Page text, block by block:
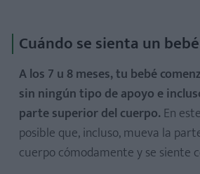
Cuándo se sienta un
A los 7 u 8 meses, tu bebé
sin ningún tipo de apoyo e
parte superior del cuerpo. En
posible que, incluso, mueva la
cuerpo cómodamente y se siente